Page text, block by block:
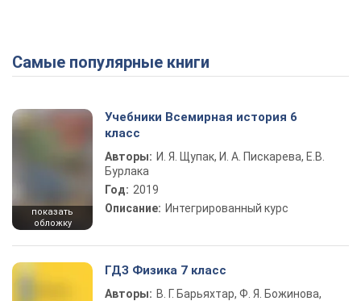
Play Video
Самые популярные книги
показать
обложку
Учебники Всемирная история 6
класс
Авторы: И. Я. Щупак, И. А. Пискарева, Е.В.
Бурлака
Год: 2019
Описание: Интегрированный курс
ГДЗ Физика 7 класс
Авторы: В. Г. Барьяхтар, Ф. Я. Божинова,